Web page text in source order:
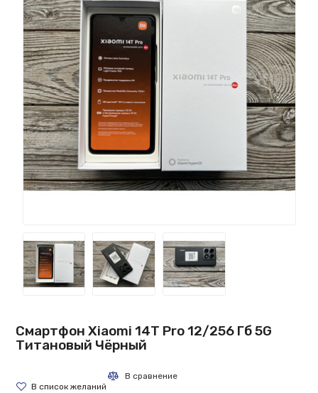
Смартфон Xiaomi 14T Pro 12/256 Гб 5G
Титановый Чёрный